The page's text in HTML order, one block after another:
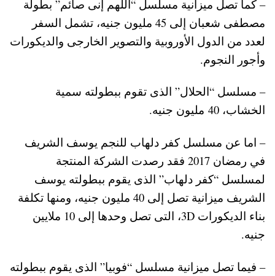
– كما تصل ميزانية مسلسل “اللهم إنى صائم” بطولة
مصطفى شعبان إلى 45 مليون جنيه، تشمل السفر
لعدد من الدول الأوروبية والتصوير الخارجى والديكورات
وأجور النجوم.
– مسلسل “الحلال” الذى تقوم ببطولته سمية
الخشاب، 40 مليون جنيه.
– اما عن مسلسل كفر دلهاب للنجم يوسف الشريف
في رمضان 2017 فقد رصدت الشركة المنتجة
لمسلسل “كفر دلهاب” الذى يقوم ببطولته يوسف
الشريف ميزانية تصل إلى 40 مليون جنيه، ومنها تكلفة
بناء الديكورات 3D، التى تصل وحدها إلى 10 ملايين
جنيه.
– فيما تصل ميزانية مسلسل “فوبيا” الذى يقوم ببطولته